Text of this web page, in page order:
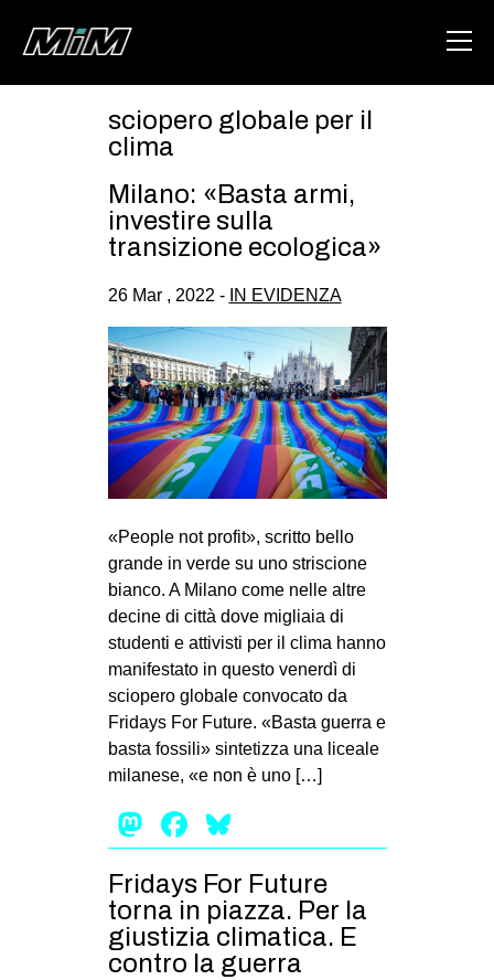
HOME
ABOUT
CSOA LAMBRETTA
MSM
STUDENTI TSUNAMI
ZAM
MOBILITAZIONI
SPAZI
SPORT POPOLARE
MOVIMENTI
AMBIENTE
ANTIFASCISMO
DIRITTO ALL’ABITARE
GENERI
MIGRAZIONI
PRECARIATO
REPRESSIONE
STUDENTI
sciopero globale per il
clima
Milano: «Basta armi,
investire sulla
transizione ecologica»
26 Mar , 2022 - IN EVIDENZA
«People not profit», scritto bello
grande in verde su uno striscione
bianco. A Milano come nelle altre
decine di città dove migliaia di
studenti e attivisti per il clima hanno
manifestato in questo venerdì di
sciopero globale convocato da
Fridays For Future. «Basta guerra e
basta fossili» sintetizza una liceale
milanese, «e non è uno […]
Mastodon
Facebook
Fridays For Future
torna in piazza. Per la
giustizia climatica. E
contro la guerra